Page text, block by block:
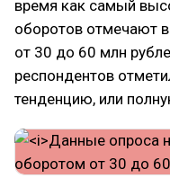
время как самый
оборотов отмечают
от 30 до 60 млн
респондентов
тенденцию, или